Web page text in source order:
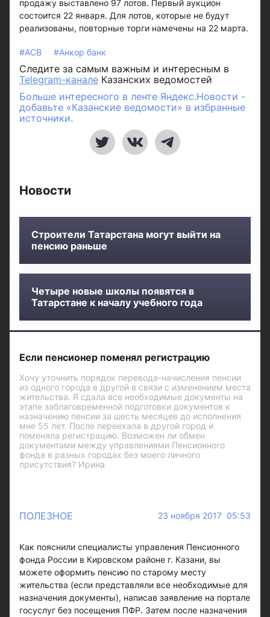
продажу выставлено 97 лотов. Первый аукцион
состоится 22 января. Для лотов, которые не будут
реализованы, повторные торги намечены на 22 марта.
#АСВ #Анкор банк
Следите за самым важным и интересным в
Telegram-канале Казанских ведомостей
Больше интересного в ленте Яндекс.Новости -
добавьте «Казанские ведомости» в избранные
источники.
Новости
Строители Татарстана могут выйти на
пенсию раньше
Четыре новые школы появятся в
Татарстане к началу учебного года
Если пенсионер поменял регистрацию
Хочу уточнить порядок перевода-начисления пенсии
из одного города в другой в связи с изменением места
жительства. Я сдала все необходимые документы на
этапе заблаговременной подготовки документов к
назначению пенсии за шесть месяцев до исполнения
мне 55 лет. После переехала в другой город и
поменяла регистрацию. Возможен ли обмен
документами между управлениями Пенсионного
фонда в разных городах без моего личного
присутствия? Ирина
ПОЛЕЗНОЕ 23 ноября 2017 05:53
Как пояснили специалисты управления Пенсионного
фонда России в Кировском районе г. Казани, вы
можете оформить пенсию по старому месту
жительства (если представляли все необходимые для
назначения документы), написав заявление на портале
госуслуг без посещения ПФР. Затем после назначения